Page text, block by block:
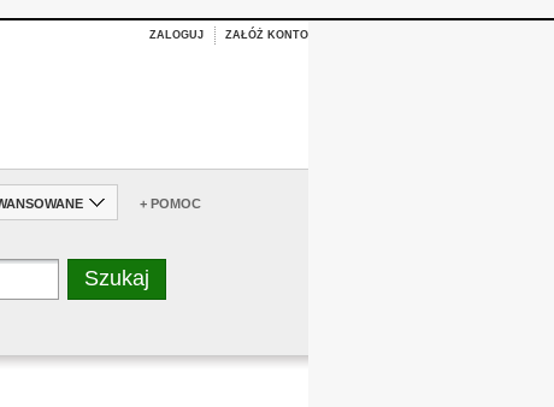
ZALOGUJ ZAŁÓŻ KONTO
+ POMOC